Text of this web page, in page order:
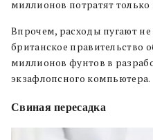
миллионов потратят только
Впрочем, расходы пугают
британское правительство
миллионов фунтов в
экзафлопсного компьютера.
Свиная пересадка